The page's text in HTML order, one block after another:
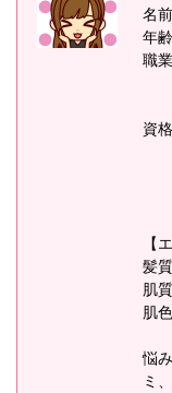
名
年
職
資
【
髪
肌
肌
悩
ミ